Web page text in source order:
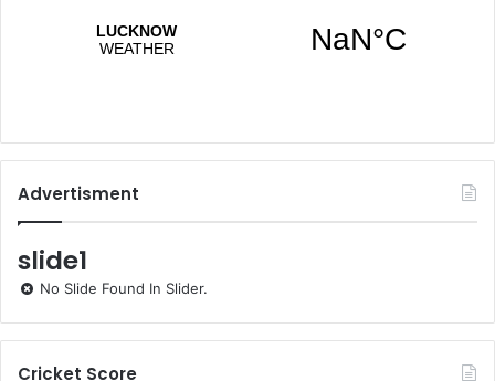
Advertisment
slide1
No Slide Found In Slider.
Cricket Score